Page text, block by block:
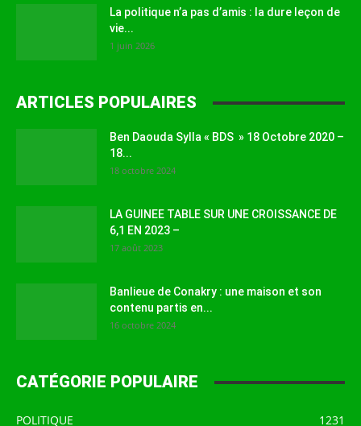
La politique n’a pas d’amis : la dure leçon de
vie...
1 juin 2026
ARTICLES POPULAIRES
Ben Daouda Sylla « BDS » 18 Octobre 2020 –
18...
18 octobre 2024
LA GUINEE TABLE SUR UNE CROISSANCE DE
6,1 EN 2023 –
17 août 2023
Banlieue de Conakry : une maison et son
contenu partis en...
16 octobre 2024
CATÉGORIE POPULAIRE
POLITIQUE
1231